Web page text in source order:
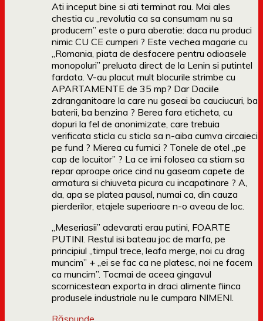
Ati inceput bine si ati terminat rau. Mai ales
chestia cu „revolutia ca sa consumam nu sa
producem” este o pura aberatie: daca nu produci
nimic CU CE cumperi ? Este vechea magarie cu
„Romania, piata de desfacere pentru odioasele
monopoluri” preluata direct de la Lenin si putintel
fardata. V-au placut mult blocurile strimbe cu
APARTAMENTE de 35 mp? Dar Daciile
zdranganitoare la care nu gaseai ba cauciucuri, ba
baterii, ba benzina ? Berea fara eticheta, cu
dopuri la fel de anonimizate, care trebuia
verificata sticla cu sticla sa n-aiba cumva circaieci
pe fund ? Mierea cu furnici ? Tonele de otel „pe
cap de locuitor” ? La ce imi folosea ca stiam sa
repar aproape orice cind nu gaseam capete de
armatura si chiuveta picura cu incapatinare ? A,
da, apa se platea pausal, numai ca, din cauza
pierderilor, etajele superioare n-o aveau de loc.
„Meseriasii” adevarati erau putini, FOARTE
PUTINI. Restul isi bateau joc de marfa, pe
principiul „timpul trece, leafa merge, noi cu drag
muncim” + „ei se fac ca ne platesc, noi ne facem
ca muncim”. Tocmai de aceea gingavul
scornicestean exporta in draci alimente fiinca
produsele industriale nu le cumpara NIMENI.